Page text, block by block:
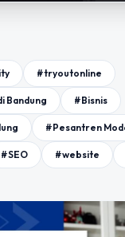
#tryoutonline
Bandung #Bisnis
#Pesantren
#SEO #website